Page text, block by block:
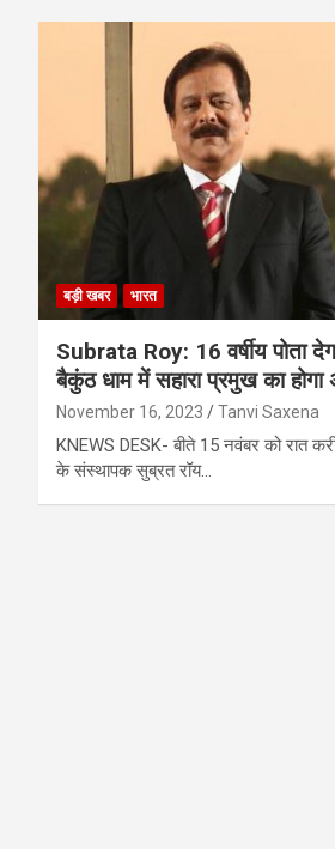
बड़ी खबर भारत
Subrata Roy: 16 वर्षीय पोता
बैकुंठ धाम में सहारा प्रमुख का
November 16, 2023 Tanvi Saxena
KNEWS DESK- बीते 15 नवंबर को रात
के संस्थापक सुब्रत रॉय…